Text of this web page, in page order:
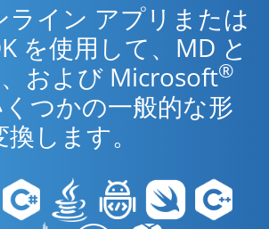
ライン アプリまたは
を使用して、MD と
、および Microsoft®
つかの一般的な形
します。